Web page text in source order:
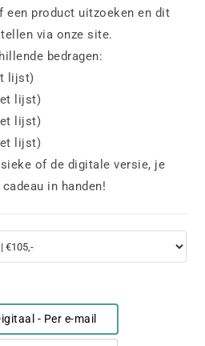
een product uitzoeken en dit
via onze site.
bedragen:
lijst)
lijst)
lijst)
lijst)
of de digitale versie, je
in handen!
- Per e-mail
Digitaal - Per e-mail